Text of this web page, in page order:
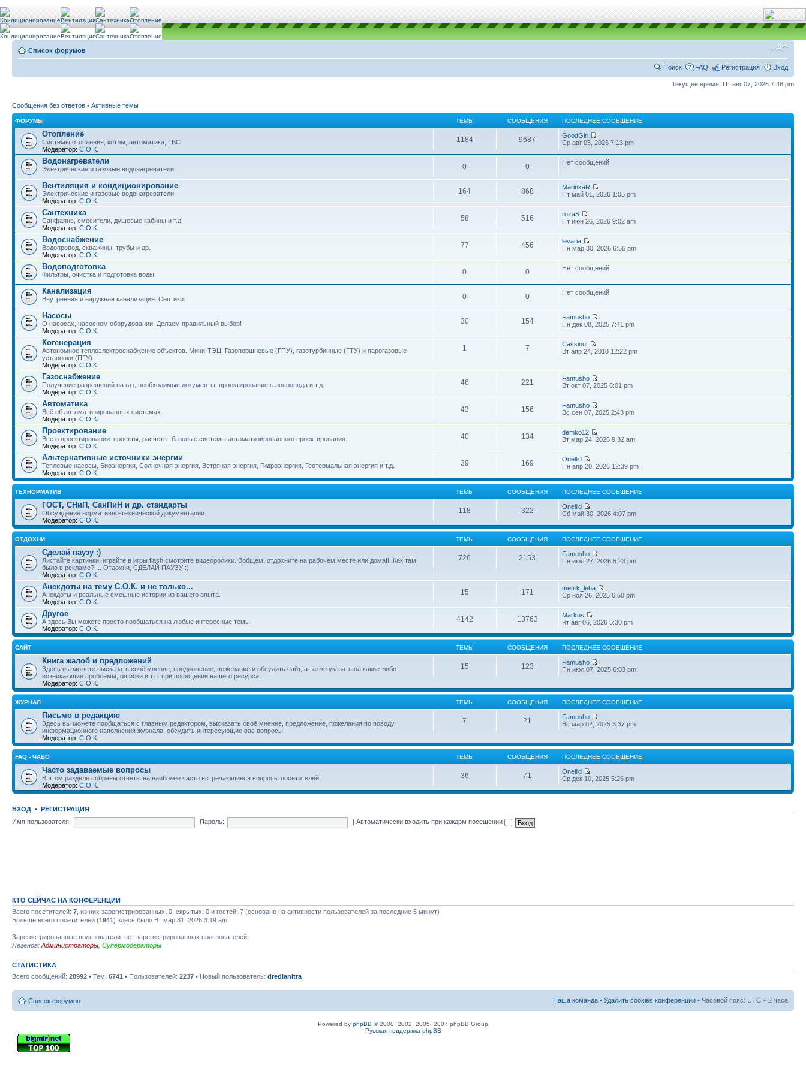
Список форумов
Поиск FAQ Регистрация Вход
Текущее время: Пт авг 07, 2026 7:46 pm
Сообщения без ответов • Активные темы
ФОРУМЫ ТЕМЫ СООБЩЕНИЯ ПОСЛЕДНЕЕ СООБЩЕНИЕ
Отопление
Системы отопления, котлы, автоматика, ГВС
Модератор: С.О.К.
1184 9687
GoodGirl
Ср авг 05, 2026 7:13 pm
Водонагреватели
Электрические и газовые водонагреватели 0 0 Нет сообщений
Вентиляция и кондиционирование
Электрические и газовые водонагреватели
Модератор: С.О.К.
164 868
MarinkaR
Пт май 01, 2026 1:05 pm
Сантехника
Санфаянс, смесители, душевые кабины и т.д.
Модератор: С.О.К.
58 516
rozaS
Пт июн 26, 2026 9:02 am
Водоснабжение
Водопровод, скважины, трубы и др.
Модератор: С.О.К.
77 456
levaria
Пн мар 30, 2026 6:56 pm
Водоподготовка
Фильтры, очистка и подготовка воды 0 0 Нет сообщений
Канализация
Внутренняя и наружная канализация. Септики. 0 0 Нет сообщений
Насосы
О насосах, насосном оборудовании. Делаем правильный выбор!
Модератор: С.О.К.
30 154
Famusho
Пн дек 08, 2025 7:41 pm
Когенерация
Автономное теплоэлектроснабжение объектов. Мини-ТЭЦ. Газопоршневые (ГПУ), газотурбинные (ГТУ) и парогазовые
установки (ПГУ).
Модератор: С.О.К.
1 7
Cassinut
Вт апр 24, 2018 12:22 pm
Газоснабжение
Получение разрешений на газ, необходимые документы, проектирование газопровода и т.д.
Модератор: С.О.К.
46 221
Famusho
Вт окт 07, 2025 6:01 pm
Автоматика
Всё об автоматизированных системах.
Модератор: С.О.К.
43 156
Famusho
Вс сен 07, 2025 2:43 pm
Проектирование
Все о проектировании: проекты, расчеты, базовые системы автоматизированного проектирования.
Модератор: С.О.К.
40 134
demko12
Вт мар 24, 2026 9:32 am
Альтернативные источники энергии
Тепловые насосы, Биоэнергия, Солнечная энергия, Ветряная энергия, Гидроэнергия, Геотермальная энергия и т.д.
Модератор: С.О.К.
39 169
Onellid
Пн апр 20, 2026 12:39 pm
TEХНОРМАТИВ ТЕМЫ СООБЩЕНИЯ ПОСЛЕДНЕЕ СООБЩЕНИЕ
ГОСТ, СНиП, СанПиН и др. стандарты
Обсуждение нормативно-технической документации.
Модератор: С.О.К.
118 322
Onellid
Сб май 30, 2026 4:07 pm
ОТДОХНИ ТЕМЫ СООБЩЕНИЯ ПОСЛЕДНЕЕ СООБЩЕНИЕ
Сделай паузу :)
Листайте картинки, играйте в игры flash смотрите видеоролики. Вобщем, отдохните на рабочем месте или дома!!! Как там
было в рекламе? ... Отдохни, СДЕЛАЙ ПАУЗУ :)
Модератор: С.О.К.
726 2153
Famusho
Пн июл 27, 2026 5:23 pm
Анекдоты на тему С.О.К. и не только...
Анекдоты и реальные смешные истории из вашего опыта.
Модератор: С.О.К.
15 171
metrik_leha
Ср ноя 26, 2025 6:50 pm
Другое
А здесь Вы можете просто пообщаться на любые интересные темы.
Модератор: С.О.К.
4142 13763
Markus
Чт авг 06, 2026 5:30 pm
САЙТ ТЕМЫ СООБЩЕНИЯ ПОСЛЕДНЕЕ СООБЩЕНИЕ
Книга жалоб и предложений
Здесь вы можете высказать своё мнение, предложение, пожелание и обсудить сайт, а также указать на какие-либо
возникающие проблемы, ошибки и т.п. при посещении нашего ресурса.
Модератор: С.О.К.
15 123
Famusho
Пн июл 07, 2025 6:03 pm
ЖУРНАЛ ТЕМЫ СООБЩЕНИЯ ПОСЛЕДНЕЕ СООБЩЕНИЕ
Письмо в редакцию
Здесь вы можете пообщаться с главным редактором, высказать своё мнение, предложение, пожелания по поводу
информационного наполнения журнала, обсудить интересующие вас вопросы
Модератор: С.О.К.
7 21
Famusho
Вс мар 02, 2025 3:37 pm
FAQ - ЧАВО ТЕМЫ СООБЩЕНИЯ ПОСЛЕДНЕЕ СООБЩЕНИЕ
Часто задаваемые вопросы
В этом разделе собраны ответы на наиболее часто встречающиеся вопросы посетителей.
Модератор: С.О.К.
36 71
Onellid
Ср дек 10, 2025 5:26 pm
ВХОД • РЕГИСТРАЦИЯ
Имя пользователя:
Пароль: |Автоматически входить при каждом посещении
КТО СЕЙЧАС НА КОНФЕРЕНЦИИ
Всего посетителей: 7 , из них зарегистрированных: 0, скрытых: 0 и гостей: 7 (основано на активности пользователей за последние 5 минут)
Больше всего посетителей (1941) здесь было Вт мар 31, 2026 3:19 am
Зарегистрированные пользователи: нет зарегистрированных пользователей
Легенда: Администраторы Супермодераторы
СТАТИСТИКА
Всего сообщений: 28992 • Тем: 6741 • Пользователей: 2237 • Новый пользователь: dredianitra
Список форумов Наша команда • Удалить cookies конференции • Часовой пояс: UTC + 2 часа
Powered by phpBB © 2000, 2002, 2005, 2007 phpBB Group
Русская поддержка phpBB